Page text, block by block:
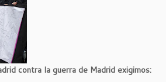
contra la guerra de Madrid exigimos: